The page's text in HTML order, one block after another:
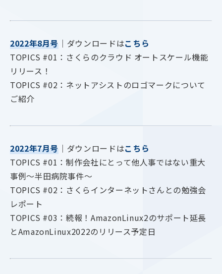
2022年8月号 ｜ダウンロードはこちら
TOPICS #01：さくらのクラウド オートスケール機能
リリース！
TOPICS #02：ネットアシストのロゴマークについて
ご紹介
2022年7月号 ｜ダウンロードはこちら
TOPICS #01：制作会社にとって他人事ではない重大
事例～半田病院事件～
TOPICS #02：さくらインターネットさんとの勉強会
レポート
TOPICS #03：続報！AmazonLinux2のサポート延長
とAmazonLinux2022のリリース予定日